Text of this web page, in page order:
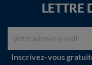
LETTRE
Inscrivez-vous